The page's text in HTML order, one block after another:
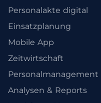
Personalakte digital
Einsatzplanung
Mobile App
Zeitwirtschaft
Personalmanagement
Analysen & Reports